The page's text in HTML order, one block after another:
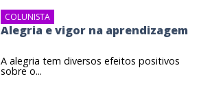
COLUNISTA
Alegria e vigor na aprendizagem
A alegria tem diversos efeitos positivos
sobre o...